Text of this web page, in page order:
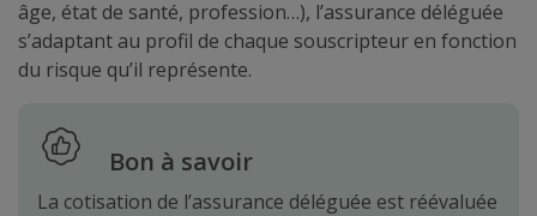
âge, état de santé, profession…), l’assurance déléguée
s’adaptant au profil de chaque souscripteur en fonction
du risque qu’il représente.
Bon à savoir
La cotisation de l’assurance déléguée est réévaluée